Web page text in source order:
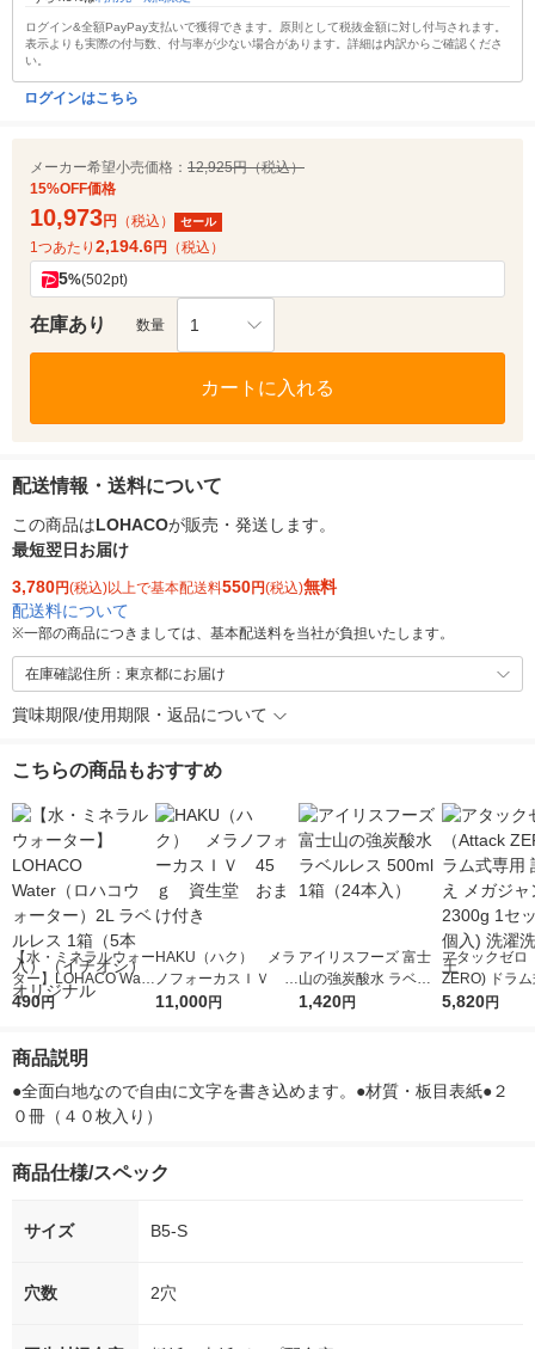
ログイン&全額PayPay支払いで獲得できます。原則として税抜金額に対し付与されます。
表示よりも実際の付与数、付与率が少ない場合があります。詳細は内訳からご確認くださ
い。
ログインはこちら
メーカー希望小売価格： 12,925円（税込）
15%OFF価格
10,973円 （税込） セール
1つあたり 2,194.6円 （税込）
5%(502pt)
在庫あり 数量 1
カートに入れる
配送情報・送料について
この商品はLOHACOが販売・発送します。
最短翌日お届け
3,780円(税込)以上で基本配送料550円(税込)無料
配送料について
※一部の商品につきましては、基本配送料を当社が負担いたします。
在庫確認住所：東京都にお届け
賞味期限/使用期限・返品について
こちらの商品もおすすめ
【水・ミネラルウォー
ター】LOHACO Wate
r（ロハコウォータ
シ） オリジナル
490円
HAKU（ハク） メラ
ノフォーカスＩＶ 4
5ｇ 資生堂 おまけ
11,000円
アイリスフーズ 富士
山の強炭酸水 ラベル
レス 500ml 1箱（24
1,420円
アタックゼロ
ZERO) ドラ
詰め替え メガ
5,820円
商品説明
●全面白地なので自由に文字を書き込めます。●材質・板目表紙●２
０冊（４０枚入り）
商品仕様/スペック
サイズ B5-S
穴数 2穴